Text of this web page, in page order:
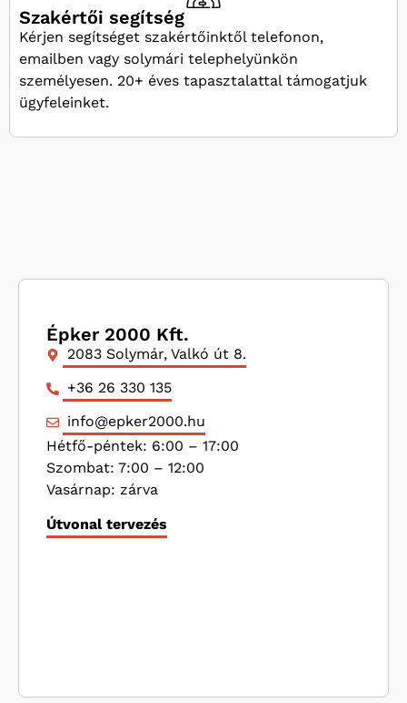
Szakértői segítség
Kérjen segítséget szakértőinktől telefonon,
emailben vagy solymári telephelyünkön
személyesen. 20+ éves tapasztalattal támogatjuk
ügyfeleinket.
Épker 2000 Kft.
2083 Solymár, Valkó út 8.
+36 26 330 135
info@epker2000.hu
Hétfő-péntek: 6:00 – 17:00
Szombat: 7:00 – 12:00
Vasárnap: zárva
Útvonal tervezés